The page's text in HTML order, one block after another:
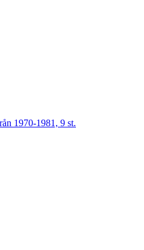
1970-1981, 9 st.